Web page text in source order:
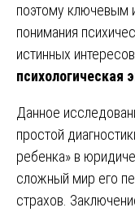
поэтому ключевым
понимания
истинных
психологическая
Данное
простой
ребенка» в
сложный мир его
страхов.